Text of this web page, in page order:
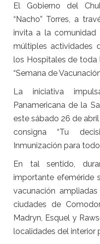
El Gobierno del
“Nacho” Torres, a
invita a la comunidad
múltiples actividades
los Hospitales de toda
“Semana de
La iniciativa
Panamericana de la
este sábado 26 de
consigna “Tu
Inmunización para
En tal sentido,
importante efeméride
vacunación
ciudades de
Madryn, Esquel y
localidades del interior